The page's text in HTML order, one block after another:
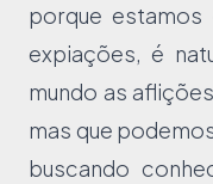
porque
expiações, é
mundo as
mas que
buscando